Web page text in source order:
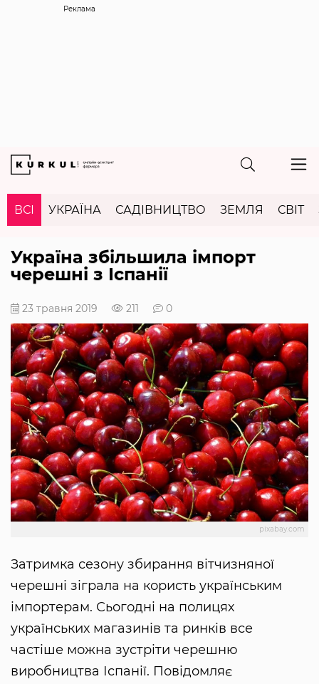
Реклама
ВСІ УКРАЇНА САДІВНИЦТВО ЗЕМЛЯ СВІТ
Україна збільшила імпорт
черешні з Іспанії
23 травня 2019 211 0
pixabay.com
Затримка сезону збирання вітчизняної
черешні зіграла на користь українським
імпортерам. Сьогодні на полицях
українських магазинів та ринків все
частіше можна зустріти черешню
виробництва Іспанії. Повідомляє